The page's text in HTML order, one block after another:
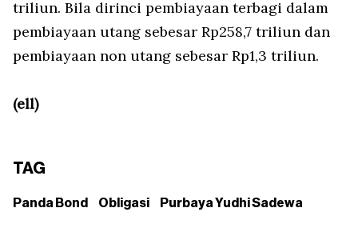
triliun. Bila dirinci pembiayaan terbagi dalam
pembiayaan utang sebesar Rp258,7 triliun dan
pembiayaan non utang sebesar Rp1,3 triliun.
(ell)
TAG
Panda Bond Obligasi Purbaya Yudhi Sadewa